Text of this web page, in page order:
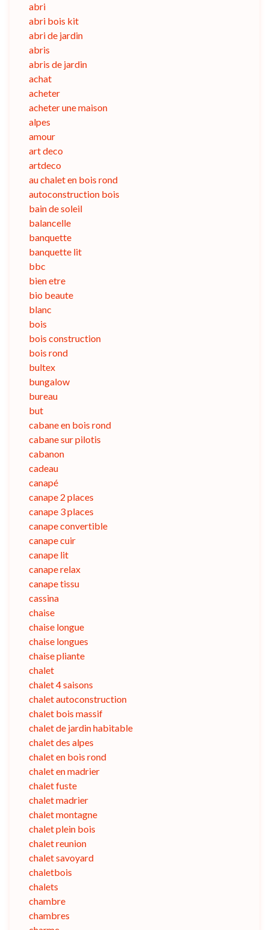
abri
abri bois kit
abri de jardin
abris
abris de jardin
achat
acheter
acheter une maison
alpes
amour
art deco
artdeco
au chalet en bois rond
autoconstruction bois
bain de soleil
balancelle
banquette
banquette lit
bbc
bien etre
bio beaute
blanc
bois
bois construction
bois rond
bultex
bungalow
bureau
but
cabane en bois rond
cabane sur pilotis
cabanon
cadeau
canapé
canape 2 places
canape 3 places
canape convertible
canape cuir
canape lit
canape relax
canape tissu
cassina
chaise
chaise longue
chaise longues
chaise pliante
chalet
chalet 4 saisons
chalet autoconstruction
chalet bois massif
chalet de jardin habitable
chalet des alpes
chalet en bois rond
chalet en madrier
chalet fuste
chalet madrier
chalet montagne
chalet plein bois
chalet reunion
chalet savoyard
chaletbois
chalets
chambre
chambres